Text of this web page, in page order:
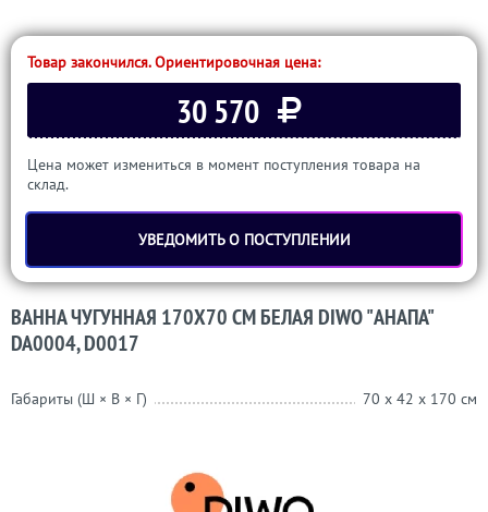
Товар закончился. Ориентировочная цена:
30 570
Цена может измениться в момент поступления товара на
склад.
УВЕДОМИТЬ О ПОСТУПЛЕНИИ
ВАННА ЧУГУННАЯ 170X70 СМ БЕЛАЯ DIWO "АНАПА"
DA0004, D0017
Габариты (Ш × В × Г) 70 x 42 x 170 см